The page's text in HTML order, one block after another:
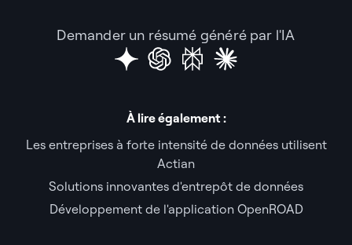
Demander un résumé généré par l'IA
À lire également :
Les entreprises à forte intensité de données utilisent
Actian
Solutions innovantes d'entrepôt de données
Développement de l'application OpenROAD